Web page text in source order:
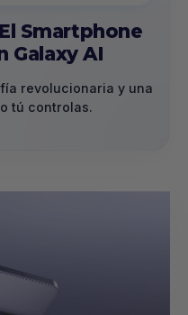
Smartphone
Galaxy AI
revolucionaria y una
tú controlas.